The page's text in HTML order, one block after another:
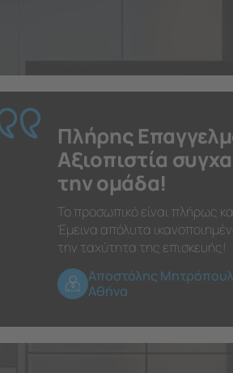
Πλήρης
Αξιοπιστία
την ομάδα!
Το προσωπικό είναι πλήρως
Έμεινα απόλυτα
την ταχύτητα της επισκευής!
Αποστόλης
Αθήνα